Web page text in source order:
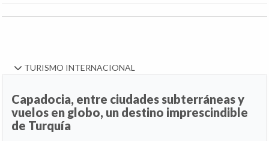
TURISMO INTERNACIONAL
Capadocia, entre ciudades subterráneas y
vuelos en globo, un destino imprescindible
de Turquía